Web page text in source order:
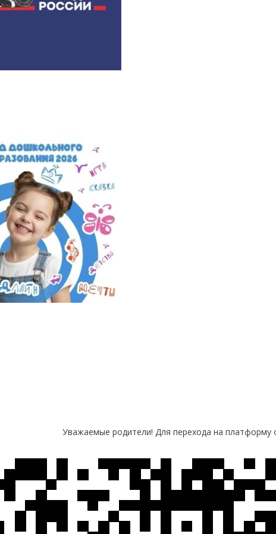
Уважаемые родители! Для перехода на платформу